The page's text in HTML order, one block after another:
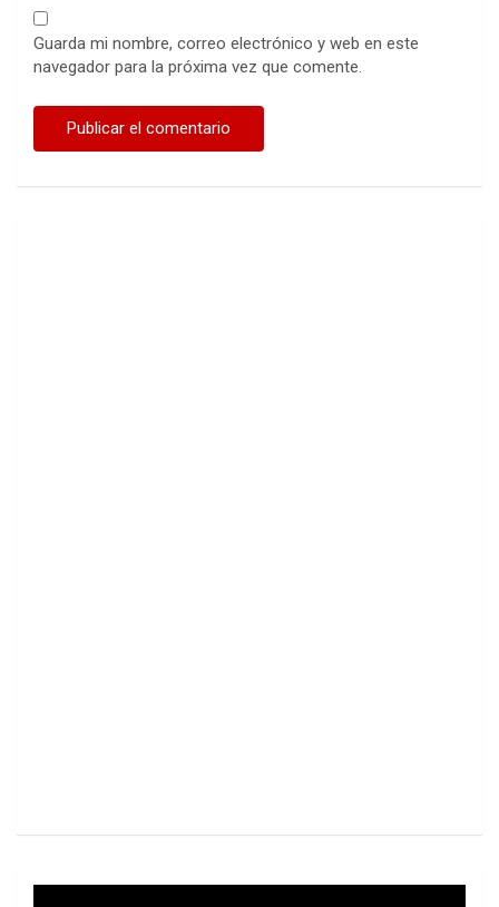
Guarda mi nombre, correo electrónico y web en este
navegador para la próxima vez que comente.